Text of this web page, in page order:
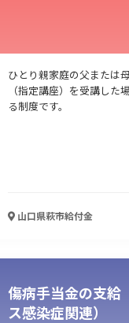
ひとり親家庭の父または
（指定講座）を受講した
る制度です。
山口県萩市給付金
傷病手当金の支給
ス感染症関連）